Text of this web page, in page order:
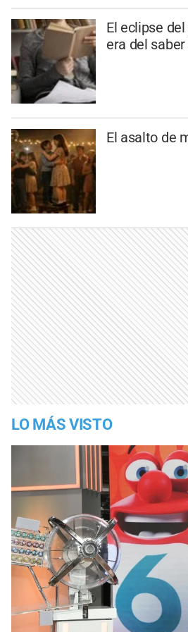
El eclipse
era del
El asalto de
LO MÁS VISTO